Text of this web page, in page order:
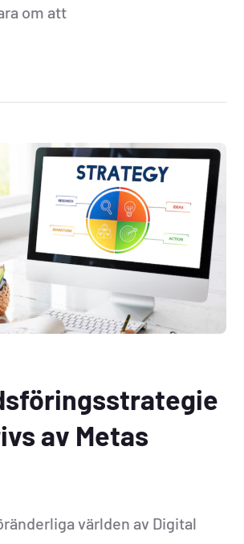
om att
av Metas
världen av Digital